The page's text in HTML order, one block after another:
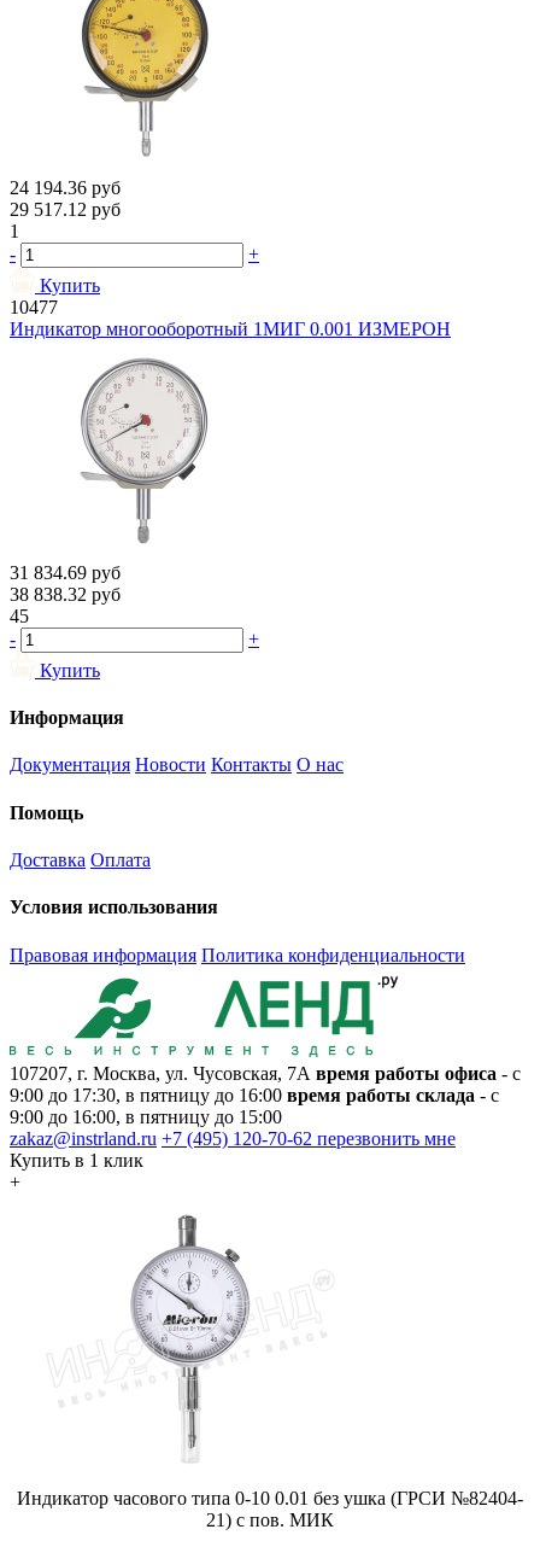
24 194.36 руб
29 517.12 руб
1
-
+
Купить
10477
Индикатор многооборотный 1МИГ 0.001 ИЗМЕРОН
31 834.69 руб
38 838.32 руб
45
-
+
Купить
Информация
Документация Новости Контакты О нас
Помощь
Доставка Оплата
Условия использования
Правовая информация Политика конфиденциальности
107207, г. Москва, ул. Чусовская, 7А время работы офиса - с
9:00 до 17:30, в пятницу до 16:00 время работы склада - с
9:00 до 16:00, в пятницу до 15:00
zakaz@instrland.ru +7 (495) 120-70-62 перезвонить мне
Купить в 1 клик
+
Индикатор часового типа 0-10 0.01 без ушка (ГРСИ №82404-
21) с пов. МИК